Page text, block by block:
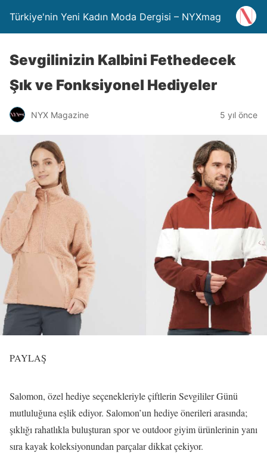
Türkiye'nin Yeni Kadın Moda Dergisi – NYXmag
Sevgilinizin Kalbini Fethedecek
Şık ve Fonksiyonel Hediyeler
NYX Magazine 5 yıl önce
PAYLAŞ
Salomon, özel hediye seçenekleriyle çiftlerin Sevgililer Günü
mutluluğuna eşlik ediyor. Salomon’un hediye önerileri arasında;
şıklığı rahatlıkla buluşturan spor ve outdoor giyim ürünlerinin yanı
sıra kayak koleksiyonundan parçalar dikkat çekiyor.